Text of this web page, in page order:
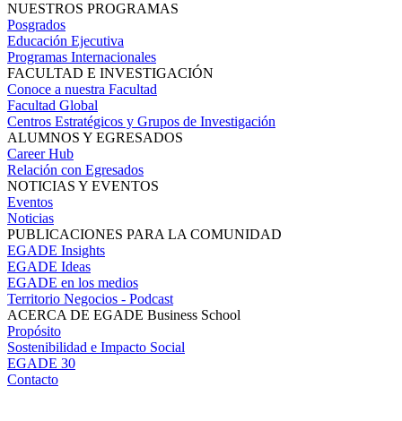
NUESTROS PROGRAMAS
Posgrados
Educación Ejecutiva
Programas Internacionales
FACULTAD E INVESTIGACIÓN
Conoce a nuestra Facultad
Facultad Global
Centros Estratégicos y Grupos de Investigación
ALUMNOS Y EGRESADOS
Career Hub
Relación con Egresados
NOTICIAS Y EVENTOS
Eventos
Noticias
PUBLICACIONES PARA LA COMUNIDAD
EGADE Insights
EGADE Ideas
EGADE en los medios
Territorio Negocios - Podcast
ACERCA DE EGADE Business School
Propósito
Sostenibilidad e Impacto Social
EGADE 30
Contacto